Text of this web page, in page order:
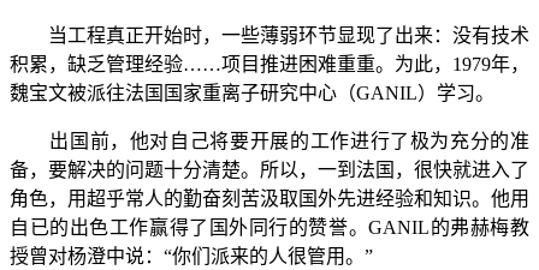
当工程真正开始时，一些薄弱环节显现了出来：没有技术
积累，缺乏管理经验……项目推进困难重重。为此， 1979年，
魏宝文被派往法国国家重离子研究中心（GANIL）学习。
出国前，他对自己将要开展的工作进行了极为充分的准
备，要解决的问题十分清楚。所以，一到法国，很快就进入了
角色，用超乎常人的勤奋刻苦汲取国外先进经验和知识。他用
自已的出色工作赢得了国外同行的赞誉。GANIL的弗赫梅教
授曾对杨澄中说：“你们派来的人很管用。”